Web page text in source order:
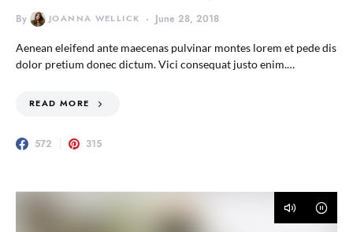
By JOANNA WELLICK June 28, 2018
Aenean eleifend ante maecenas pulvinar montes lorem et pede dis
dolor pretium donec dictum. Vici consequat justo enim.…
READ MORE
572 315